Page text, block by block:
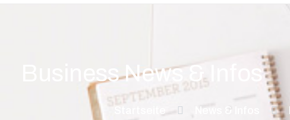
Business News & Infos
Startseite News & Infos